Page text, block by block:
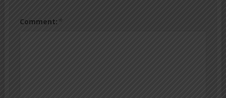
Comment: *